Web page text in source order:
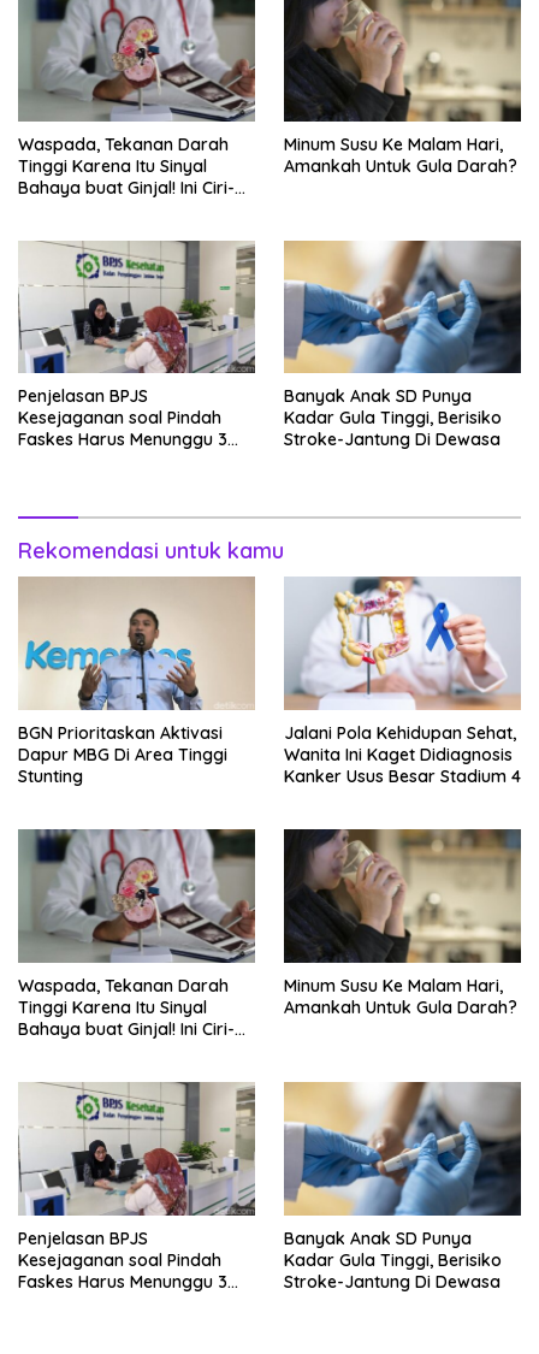
Waspada, Tekanan Darah
Tinggi Karena Itu Sinyal
Bahaya buat Ginjal! Ini Ciri-
Minum Susu Ke Malam Hari,
Amankah Untuk Gula Darah?
Penjelasan BPJS
Kesejaganan soal Pindah
Faskes Harus Menunggu 3
Banyak Anak SD Punya
Kadar Gula Tinggi, Berisiko
Stroke-Jantung Di Dewasa
Rekomendasi untuk kamu
BGN Prioritaskan Aktivasi
Dapur MBG Di Area Tinggi
Stunting
Jalani Pola Kehidupan Sehat,
Wanita Ini Kaget Didiagnosis
Kanker Usus Besar Stadium 4
Waspada, Tekanan Darah
Tinggi Karena Itu Sinyal
Bahaya buat Ginjal! Ini Ciri-
Minum Susu Ke Malam Hari,
Amankah Untuk Gula Darah?
Penjelasan BPJS
Kesejaganan soal Pindah
Faskes Harus Menunggu 3
Banyak Anak SD Punya
Kadar Gula Tinggi, Berisiko
Stroke-Jantung Di Dewasa